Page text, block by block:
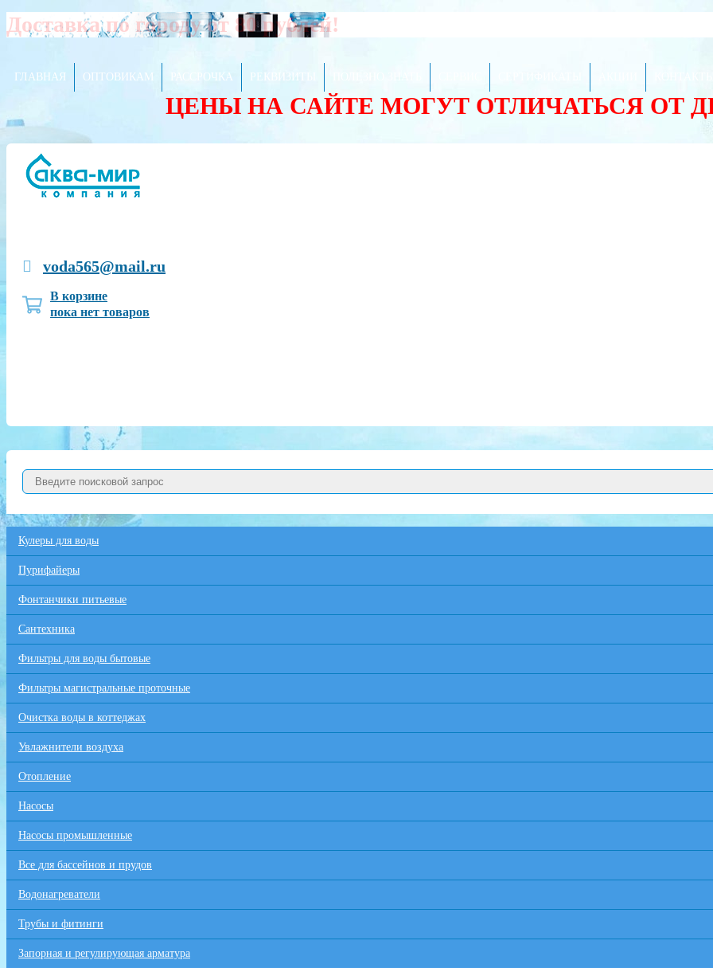
Доставка по городу от 80 рублей!
ГЛАВНАЯ ОПТОВИКАМ РАССРОЧКА РЕКВИЗИТЫ
ЦЕНЫ НА САЙТЕ МОГУТ ОТЛИЧАТЬСЯ ОТ
voda565@mail.ru
В корзине
пока нет товаров
Кулеры для воды
Пурифайеры
Фонтанчики питьевые
Сантехника
Фильтры для воды бытовые
Фильтры магистральные проточные
Очистка воды в коттеджах
Увлажнители воздуха
Отопление
Насосы
Насосы промышленные
Все для бaссейнов и прудов
Водонагреватели
Трубы и фитинги
Запорная и регулирующая арматура